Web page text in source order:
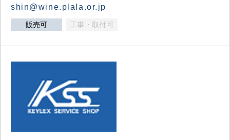
shin@wine.plala.or.jp
販売可 工事・取付可